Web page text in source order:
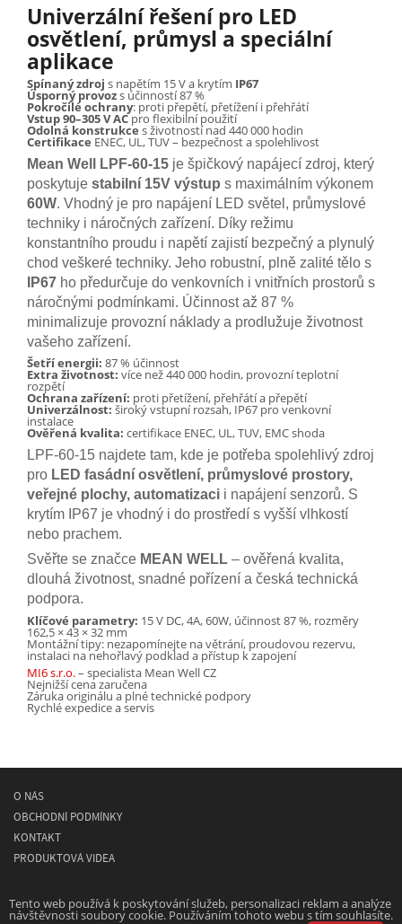
Univerzální řešení pro LED
osvětlení, průmysl a speciální
aplikace
Spínaný zdroj s napětím 15 V a krytím IP67
Úsporný provozs účinností 87 %
Pokročilé ochrany: proti přepětí, přetížení i přehřátí
Vstup 90–305 V ACpro flexibilní použití
Odolná konstrukce s životností nad 440 000 hodin
Certifikace ENEC, UL, TUV – bezpečnost a spolehlivost
Mean Well LPF-60-15 je špičkový napájecí zdroj, který
poskytuje stabilní 15V výstup s maximálním výkonem
60W. Vhodný je pro napájení LED světel, průmyslové
techniky i náročných zařízení. Díky režimu
konstantního proudu i napětí zajistí bezpečný a plynulý
chod veškeré techniky. Jeho robustní, plně zalité tělo s
IP67 ho předurčuje do venkovních i vnitřních prostorů s
náročnými podmínkami. Účinnost až 87 %
minimalizuje provozní náklady a prodlužuje životnost
vašeho zařízení.
Šetří energii: 87 % účinnost
Extra životnost: více než 440 000 hodin, provozní teplotní
rozpětí
Ochrana zařízení: proti přetížení, přehřátí a přepětí
Univerzálnost: široký vstupní rozsah, IP67 pro venkovní
instalace
Ověřená kvalita: certifikace ENEC, UL, TUV, EMC shoda
LPF-60-15 najdete tam, kde je potřeba spolehlivý zdroj
pro LED fasádní osvětlení, průmyslové prostory,
veřejné plochy, automatizaci i napájení senzorů. S
krytím IP67 je vhodný i do prostředí s vyšší vlhkostí
nebo prachem.
Svěřte se značce MEAN WELL – ověřená kvalita,
dlouhá životnost, snadné pořízení a česká technická
podpora.
Klíčové parametry: 15 V DC, 4A, 60W, účinnost 87 %, rozměry
162,5 × 43 × 32 mm
Montážní tipy: nezapomínejte na větrání, proudovou rezervu,
instalaci na nehořlavý podklad a přístup k zapojení
MI6 s.r.o.– specialista Mean Well CZ
Nejnižší cena zaručena
Záruka originálu a plné technické podpory
Rychlé expedice a servis
O NÁS
OBCHODNÍ PODMÍNKY
KONTAKT
PRODUKTOVÁ VIDEA
Powered by
Designed by
Tento web používá k poskytování služeb, personalizaci reklam a analýze
návštěvnosti soubory cookie. Používáním tohoto webu s tím souhlasíte.